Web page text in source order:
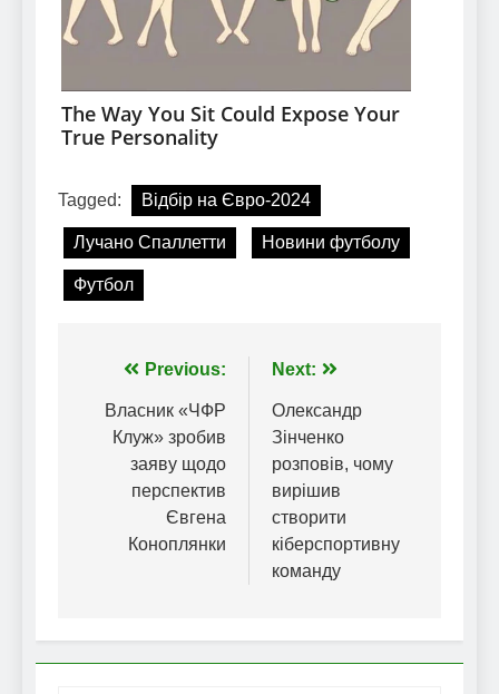
Tagged: Відбір на Євро-2024
Лучано Спаллетти Новини футболу
Футбол
Навігація
записів
Previous:
Власник «ЧФР
Клуж» зробив
заяву щодо
перспектив
Євгена
Коноплянки
Next:
Олександр
Зінченко
розповів, чому
вирішив
створити
кіберспортивну
команду